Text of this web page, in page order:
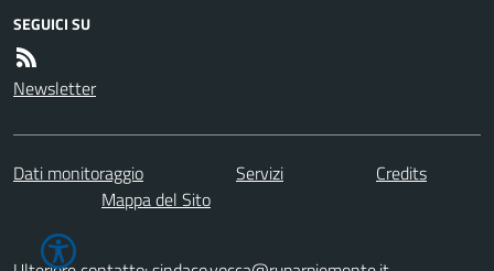
SEGUICI SU
Newsletter
Dati monitoraggio Servizi
Credits
Mappa del Sito